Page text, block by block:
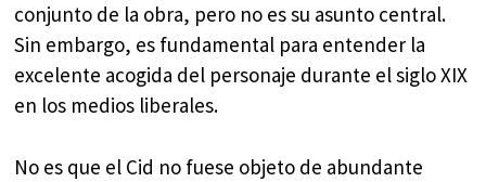
conjunto de la obra, pero no es su asunto central.
Sin embargo, es fundamental para entender la
excelente acogida del personaje durante el siglo XIX
en los medios liberales.
No es que el Cid no fuese objeto de abundante